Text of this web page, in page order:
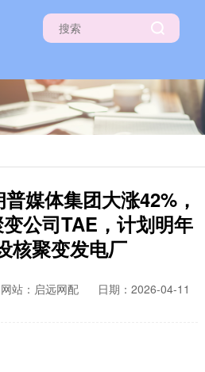
媒体集团大涨42%，
公司TAE，计划明年
核聚变发电厂
网站：启远网配
日期：2026-04-11